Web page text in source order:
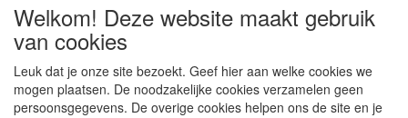
Welkom! Deze website maakt gebruik
van cookies
Leuk dat je onze site bezoekt. Geef hier aan welke cookies we
mogen plaatsen. De noodzakelijke cookies verzamelen geen
persoonsgegevens. De overige cookies helpen ons de site en je